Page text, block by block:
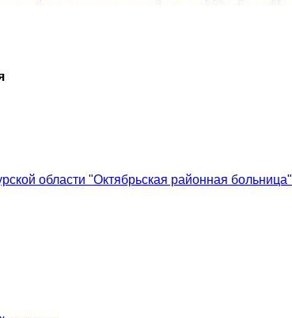
области "Октябрьская районная больница"